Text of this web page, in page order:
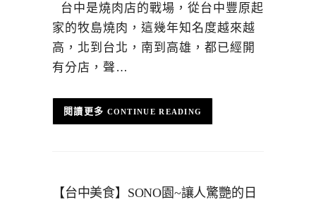
台中是燒肉店的戰場，從台中豐原起
家的牧島燒肉，這幾年知名度越來越
高，北到台北，南到高雄，都已經開
有分店，聲…
CONTINUE READING
【台中美食】SONO園~讓人驚艷的日